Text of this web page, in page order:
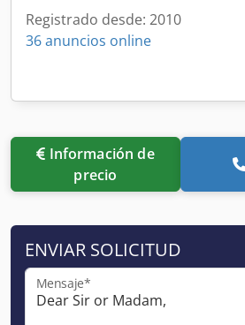
Registrado desde: 2010
36 anuncios online
precio
ENVIAR SOLICITUD
Mensaje*